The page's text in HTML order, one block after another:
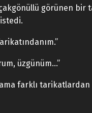
görünen bir
üzgünüm…”
farklı tarikatlardan